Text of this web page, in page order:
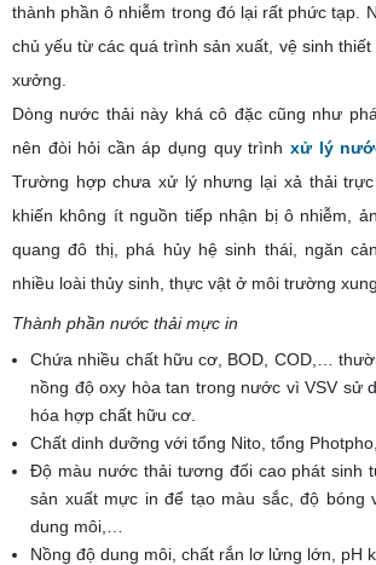
thành phần ô nhiễm trong đó lại rất phức tạp.
chủ yếu từ các quá trình sản xuất, vệ sinh thiết
xưởng.
Dòng nước thải này khá cô đặc cũng như
nên đòi hỏi cần áp dụng quy trình xử lý
Trường hợp chưa xử lý nhưng lại xả thải
khiến không ít nguồn tiếp nhận bị ô nhiễm,
quang đô thị, phá hủy hệ sinh thái, ngăn
nhiều loài thủy sinh, thực vật ở môi trường
Thành phần nước thải mực in
Chứa nhiều chất hữu cơ, BOD, COD,…
nồng độ oxy hòa tan trong nước vì VSV sử
hóa hợp chất hữu cơ.
Chất dinh dưỡng với tổng Nito, tổng
Độ màu nước thải tương đối cao phát sinh
sản xuất mực in để tạo màu sắc, độ bóng
dung môi,…
Nồng độ dung môi, chất rắn lơ lửng lớn, pH